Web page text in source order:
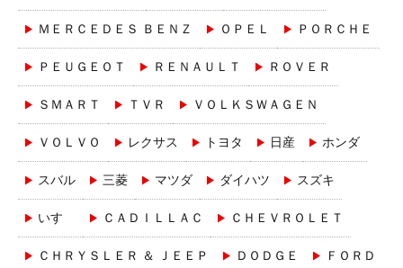
ＭＥＲＣＥＤＥＳ ＢＥＮＺ ＯＰＥＬ ＰＯＲＣＨＥ
ＰＥＵＧＥＯＴ ＲＥＮＡＵＬＴ ＲＯＶＥＲ
ＳＭＡＲＴ ＴＶＲ ＶＯＬＫＳＷＡＧＥＮ
ＶＯＬＶＯ レクサス トヨタ 日産 ホンダ
スバル 三菱 マツダ ダイハツ スズキ
いすゞ ＣＡＤＩＬＬＡＣ ＣＨＥＶＲＯＬＥＴ
ＣＨＲＹＳＬＥＲ ＆ ＪＥＥＰ ＤＯＤＧＥ ＦＯＲＤ